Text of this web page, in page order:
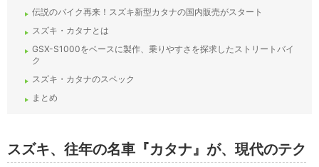
伝説のバイク再来！スズキ新型カタナの国内販売がスタート
スズキ・カタナとは
GSX-S1000をベースに製作、乗りやすさを探求したストリートバイ
ク
スズキ・カタナのスペック
まとめ
スズキ、往年の名車『カタナ』が、現代のテク